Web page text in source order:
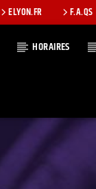
ELYON.FR F.A.QS
HORAIRES